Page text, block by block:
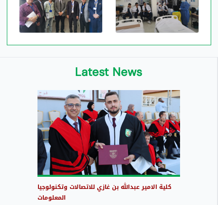
Latest News
كلية الامير عبدالله بن غازي للاتصالات وتكنولوجيا
المعلومات